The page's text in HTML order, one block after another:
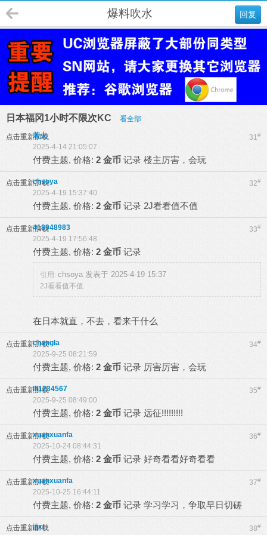
回复
爆料吹水
日本福冈1小时不限次KC 看全部
点击重新加载 31#
若火
2025-4-14 21:05:07
付费主题, 价格: 2 金币 记录 楼主厉害，会玩
点击重新加载 32#
chsoya
2025-4-19 15:37:40
付费主题, 价格: 2 金币 记录 2J看看值不值
点击重新加载 33#
418948983
2025-4-19 17:56:48
付费主题, 价格: 2 金币 记录
引用: chsoya 发表于 2025-4-19 15:37
2J看看值不值
在日本就直，不去，看来干什么
点击重新加载 34#
changla
2025-9-25 08:21:59
付费主题, 价格: 2 金币 记录 厉害厉害，会玩
点击重新加载 35#
lll1234567
2025-9-25 08:49:00
付费主题, 价格: 2 金币 记录 远征!!!!!!!!!
点击重新加载 36#
xuanxuanfa
2025-10-24 08:44:31
付费主题, 价格: 2 金币 记录 好奇看看好奇看看
点击重新加载 37#
xuanxuanfa
2025-10-25 16:44:11
付费主题, 价格: 2 金币 记录 学习学习，争取早日切磋
点击重新加载 38#
jjjxt